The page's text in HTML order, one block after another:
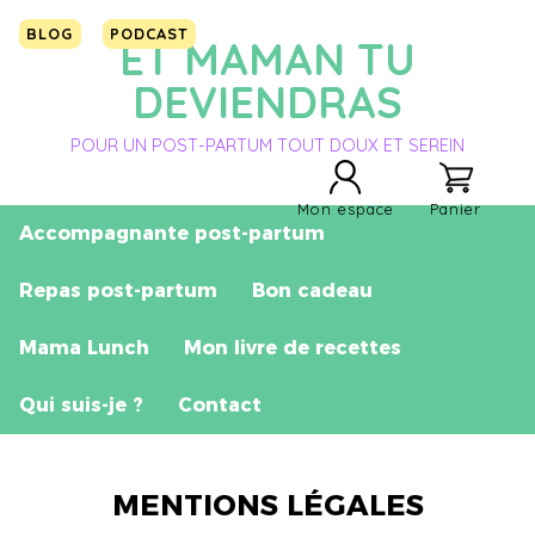
ET MAMAN TU
DEVIENDRAS
POUR UN POST-PARTUM TOUT DOUX ET SEREIN
Accompagnante post-partum
Repas post-partum Bon cadeau
Mama Lunch Mon livre de recettes
Qui suis-je ? Contact
BLOG PODCAST
Mon espace Panier
MENTIONS LÉGALES